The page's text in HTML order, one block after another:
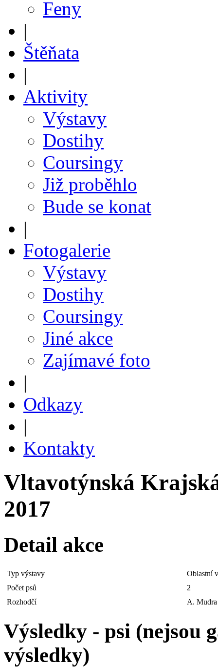
Feny
|
Štěňata
|
Aktivity
Výstavy
Dostihy
Coursingy
Již proběhlo
Bude se konat
|
Fotogalerie
Výstavy
Dostihy
Coursingy
Jiné akce
Zajímavé foto
|
Odkazy
|
Kontakty
Vltavotýnská
2017
Detail akce
Typ výstavy
Oblastní
Počet psů
2
Rozhodčí
A. Mudra
Výsledky - psi (nejsou
výsledky)